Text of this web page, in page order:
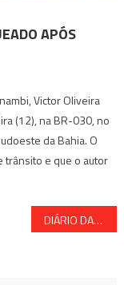
APÓS
Victor Oliveira
(12), na BR-030, no
da Bahia. O
trânsito e que o autor
DIÁRIO DA METROPOLITANA ENTREVISTA MARDEN LESSA, VEREADOR DE MADRE DE DEUS